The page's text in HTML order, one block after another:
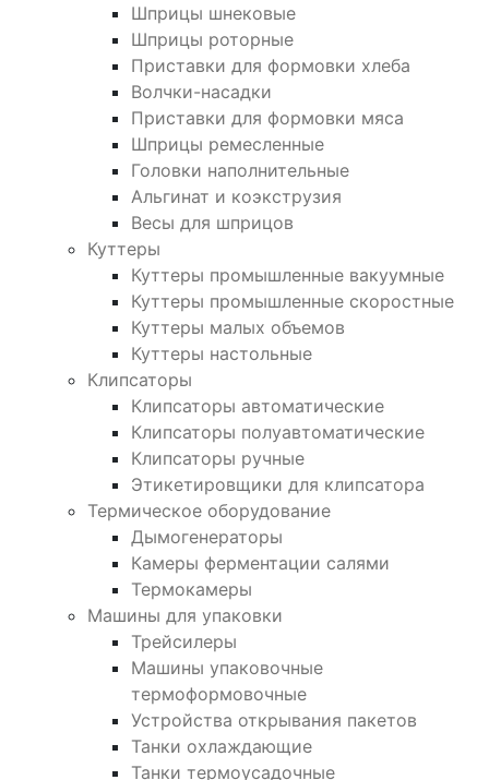
Шприцы шнековые
Шприцы роторные
Приставки для формовки хлеба
Волчки-насадки
Приставки для формовки мяса
Шприцы ремесленные
Головки наполнительные
Альгинат и коэкструзия
Весы для шприцов
Куттеры
Куттеры промышленные вакуумные
Куттеры промышленные скоростные
Куттеры малых объемов
Куттеры настольные
Клипсаторы
Клипсаторы автоматические
Клипсаторы полуавтоматические
Клипсаторы ручные
Этикетировщики для клипсатора
Термическое оборудование
Дымогенераторы
Камеры ферментации салями
Термокамеры
Машины для упаковки
Трейсилеры
Машины упаковочные
термоформовочные
Устройства открывания пакетов
Танки охлаждающие
Танки термоусадочные